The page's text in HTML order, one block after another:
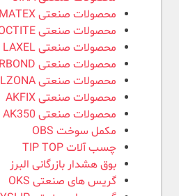
محصولات صنعتی PERMATEX
محصولات صنعتی LOCTITE
محصولات صنعتی LAXEL
محصولات صنعتی DARBOND
محصولات صنعتی BELZONA
محصولات صنعتی AKFIX
محصولات صنعتی AK350
مکمل سوخت OBS
چسب آلات TIP TOP
بوق هشدار بازرگانی البرز
گریس های صنعتی OKS